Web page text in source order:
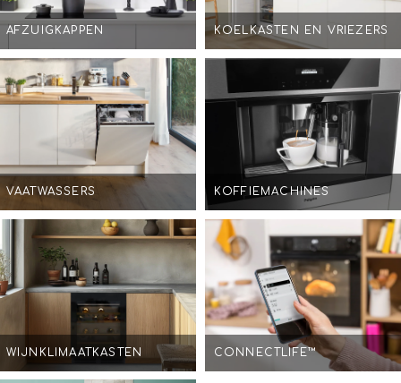
AFZUIGKAPPEN KOELKASTEN EN VRIEZERS
VAATWASSERS KOFFIEMACHINES
WIJNKLIMAATKASTEN CONNECTLIFE™